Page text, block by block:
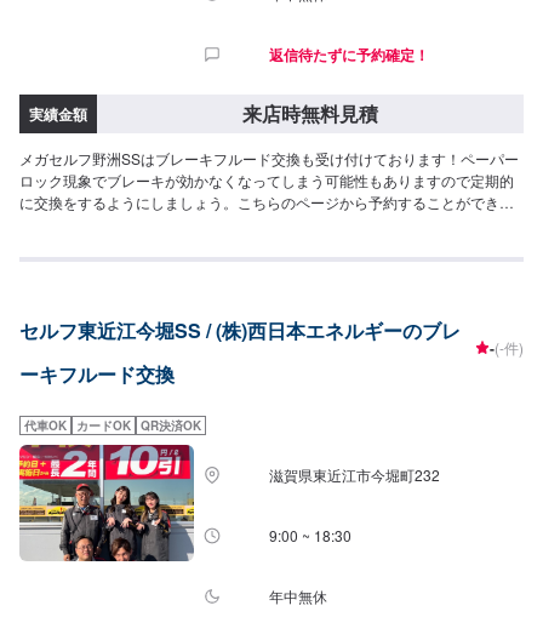
返信待たずに予約確定！
実績金額 来店時無料見積
メガセルフ野洲SSはブレーキフルード交換も受け付けております！ペーパー
ロック現象でブレーキが効かなくなってしまう可能性もありますので定期的
に交換をするようにしましょう。こちらのページから予約することができま
セルフ東近江今堀SS / (株)西日本エネルギーのブレ
ーキフルード交換
-(-件)
代車OK カードOK QR決済OK
滋賀県東近江市今堀町232
9:00 ~ 18:30
年中無休